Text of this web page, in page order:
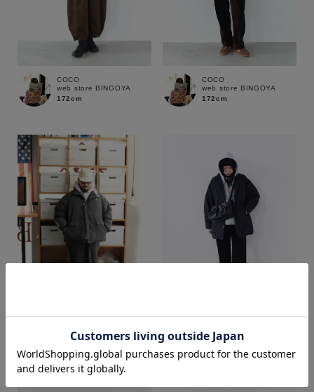
COCO
web store BINGOYA
172cm
COCO
web store BINGOYA
172cm
web store BINGOYA
web store BINGOYA